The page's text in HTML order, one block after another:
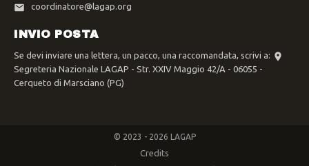
coordinatore@lagap.org
INVIO POSTA
Se devi inviare una lettera, un pacco, una raccomandata, scrivi a:
Segreteria Nazionale LAGAP - Str. XXIV Maggio 42/A - 06055 -
Cerqueto di Marsciano (PG)
© 2023 - 2026 LAGAP
Credits